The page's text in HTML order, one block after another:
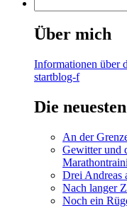
Über mich
Informationen über
startblog-f
Die
An der
Gewitter und
Drei Andreas
Nach langer
Noch ein